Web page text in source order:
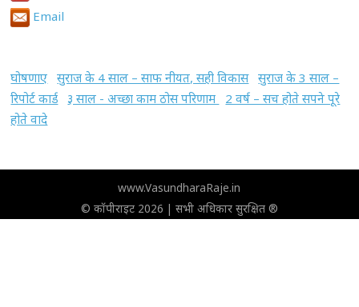
Email
घोषणाए सुराज के 4 साल – साफ नीयत, सही विकास सुराज के 3 साल –
रिपोर्ट कार्ड
३ साल - अच्छा काम ठोस परिणाम
2 वर्ष – सच होते सपने पूरे
होते वादे
www.VasundharaRaje.in
© कॉपीराइट 2026 | सभी अधिकार सुरक्षित ®